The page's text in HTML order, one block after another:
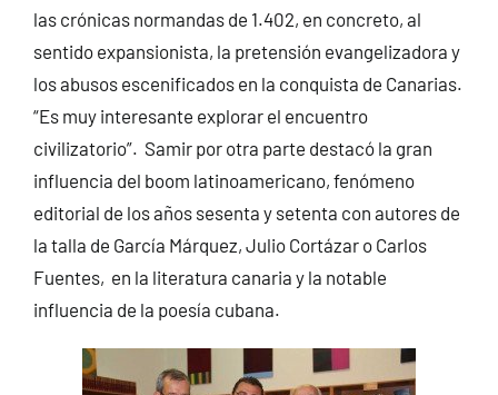
las crónicas normandas de 1.402, en concreto, al
sentido expansionista, la pretensión evangelizadora y
los abusos escenificados en la conquista de Canarias.
“Es muy interesante explorar el encuentro
civilizatorio”. Samir por otra parte destacó la gran
influencia del boom latinoamericano, fenómeno
editorial de los años sesenta y setenta con autores de
la talla de García Márquez, Julio Cortázar o Carlos
Fuentes, en la literatura canaria y la notable
influencia de la poesía cubana.